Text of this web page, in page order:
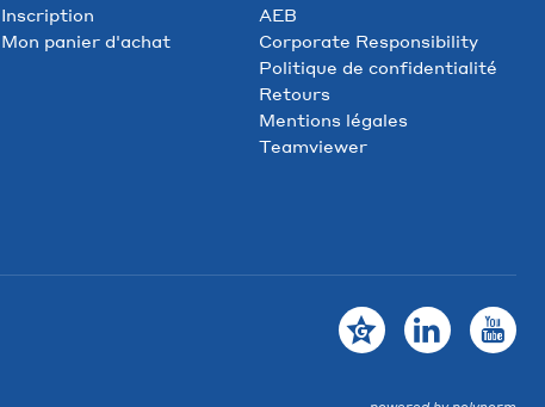
Inscription
Mon panier d'achat
AEB
Corporate Responsibility
Politique de confidentialité
Retours
Mentions légales
Teamviewer